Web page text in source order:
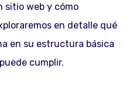
sitio web y cómo
en detalle qué
en su estructura básica
cumplir.